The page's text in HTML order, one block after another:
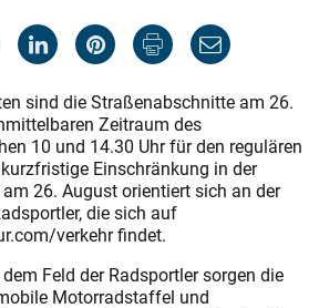
sind die Straßenabschnitte am 26.
Zeitraum des
10 und 14.30 Uhr für den regulären
Einschränkung in der
26. August orientiert sich an der
die sich auf
verkehr findet.
Feld der Radsportler sorgen die
Motorradstaffel und